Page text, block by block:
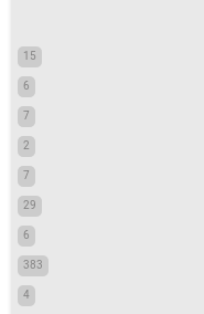
15
6
7
2
7
29
6
383
4